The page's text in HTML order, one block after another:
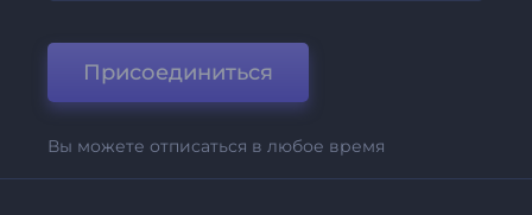
Присоединиться
Вы можете отписаться в любое время